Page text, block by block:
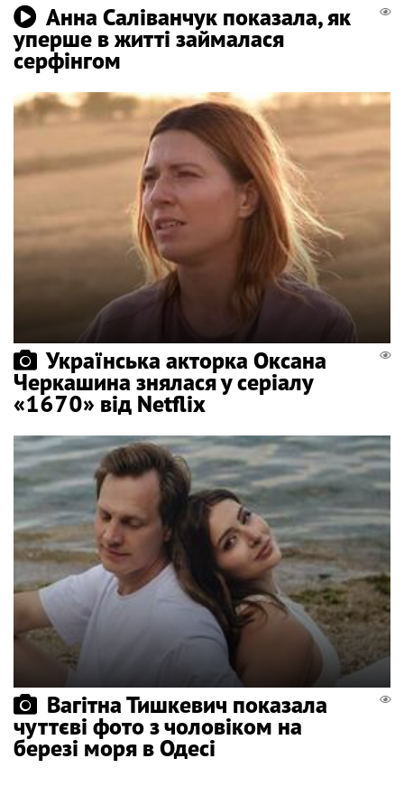
Анна Саліванчук показала, як
уперше в житті займалася
серфінгом
Українська акторка Оксана
Черкашина знялася у серіалу
«1670» від Netflix
Вагітна Тишкевич показала
чуттєві фото з чоловіком на
березі моря в Одесі